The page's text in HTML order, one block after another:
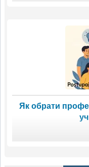
Як обрати